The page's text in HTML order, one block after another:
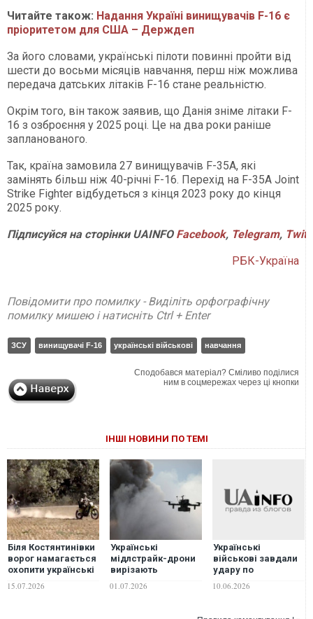
Читайте також: Надання Україні винищувачів F-16 є
пріоритетом для США – Держдеп
За його словами, українські пілоти повинні пройти від
шести до восьми місяців навчання, перш ніж можлива
передача датських літаків F-16 стане реальністю.
Окрім того, він також заявив, що Данія зніме літаки F-
16 з озброєння у 2025 році. Це на два роки раніше
запланованого.
Так, країна замовила 27 винищувачів F-35A, які
замінять більш ніж 40-річні F-16. Перехід на F-35A Joint
Strike Fighter відбудеться з кінця 2023 року до кінця
2025 року.
Підписуйся на сторінки UAINFO Facebook, Telegram,
РБК-Україна
Повідомити про помилку - Виділіть орфографічну
помилку мишею і натисніть Ctrl + Enter
ЗСУ винищувачі F-16 українські військові навчання
Сподобався матеріал? Сміливо поділися
ним в соцмережах через ці кнопки
ІНШІ НОВИНИ ПО ТЕМІ
Біля Костянтинівки
ворог намагається
охопити українські
флангів, -
15.07.2026
Українські
мідлстрайк-дрони
вирізають
глибині до 60 км, -
01.07.2026
Українські
військові завдали
удару по
порту. ВІДЕО
10.06.2026